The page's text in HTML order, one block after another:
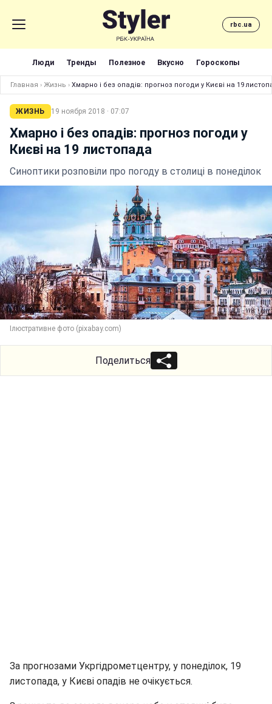
rbc.ua
Люди Тренды Полезное Вкусно Гороскопы
Главная › Жизнь › Хмарно і без опадів: прогноз погоди у Києві на 19
ЖИЗНЬ 19 ноября 2018 · 07:07
Хмарно і без опадів: прогноз погоди у
Києві на 19 листопада
Синоптики розповіли про погоду в столиці в понеділок
Ілюстративне фото (pixabay.com)
Поделиться
За прогнозами Укргідрометцентру, у понеділок, 19
листопада, у Києві опадів не очікується.